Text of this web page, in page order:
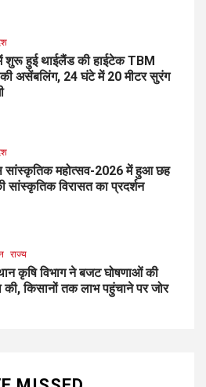
शुरू हुई थाईलैंड की हाईटेक TBM
असेंबलिंग, 24 घंटे में 20 मीटर सुरंग
सांस्कृतिक महोत्सव-2026 में हुआ छह
सांस्कृतिक विरासत का प्रदर्शन
राज्य
कृषि विभाग ने बजट घोषणाओं की
की, किसानों तक लाभ पहुंचाने पर जोर